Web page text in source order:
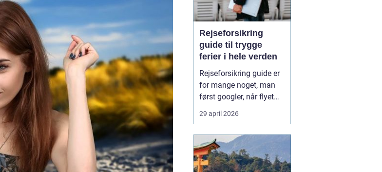
Rejseforsikring
guide til trygge
ferier i hele verden
Rejseforsikring guide er
for mange noget, man
først googler, når flyet
snart letter, eller passet
allerede ligger i
af det er en god
rejseforsikring lige så
vigtig som billet og pas.
29 april 2026